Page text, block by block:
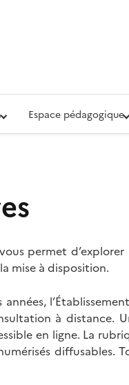
audiovisuelle de
Espace pédagogique
permet
mise à disposition.
années,
à distance.
en ligne. La
diffusables.